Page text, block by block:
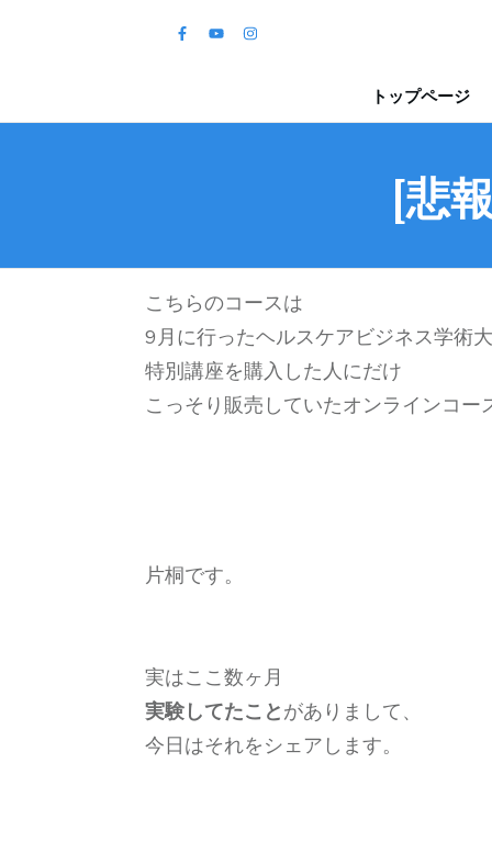
トップページ
[悲
こちらのコースは
9月に行ったヘルスケアビジネス学術
特別講座を購入した人にだけ
こっそり販売していたオンラインコー
片桐です。
実はここ数ヶ月
実験してたことがありまして、
今日はそれをシェアします。